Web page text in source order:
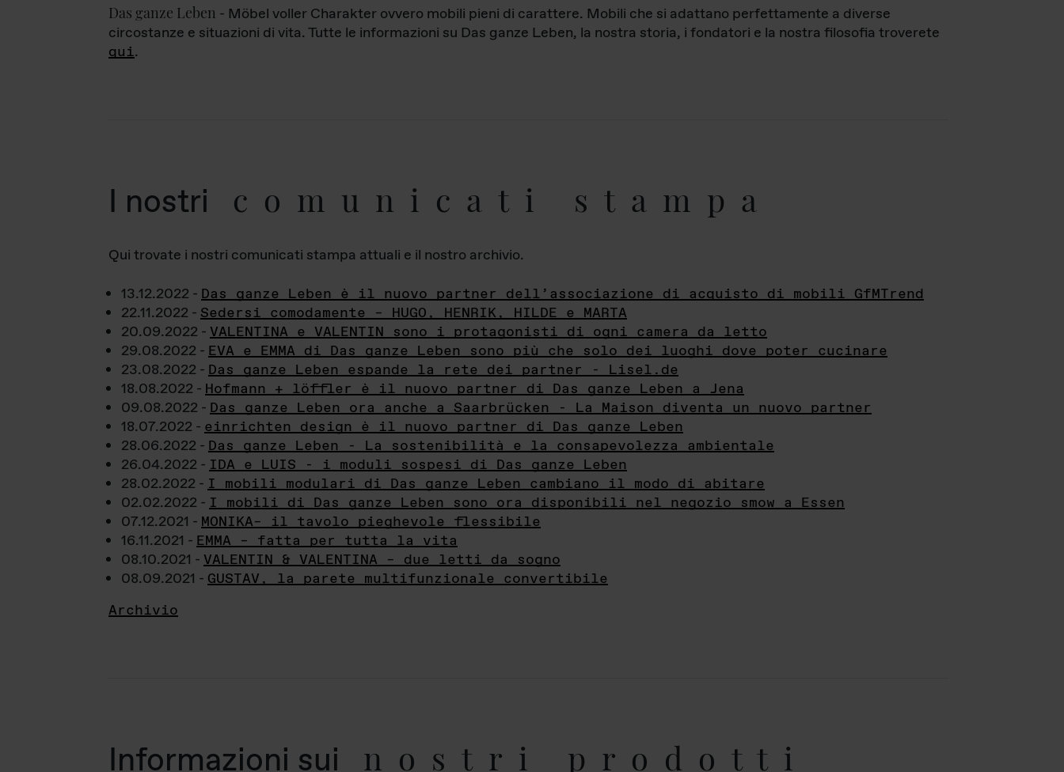
Das ganze Leben - Möbel voller Charakter ovvero mobili pieni di carattere. Mobili che si adattano perfettamente a diverse
circostanze e situazioni di vita. Tutte le informazioni su Das ganze Leben, la nostra storia, i fondatori e la nostra filosofia troverete
qui.
I nostri comunicati stampa
Qui trovate i nostri comunicati stampa attuali e il nostro archivio.
13.12.2022 - Das ganze Leben è il nuovo partner dell’associazione di acquisto di mobili GfMTrend
22.11.2022 - Sedersi comodamente – HUGO, HENRIK, HILDE e MARTA
20.09.2022 - VALENTINA e VALENTIN sono i protagonisti di ogni camera da letto
29.08.2022 - EVA e EMMA di Das ganze Leben sono più che solo dei luoghi dove poter cucinare
23.08.2022 - Das ganze Leben espande la rete dei partner - Lisel.de
18.08.2022 - Hofmann + löffler è il nuovo partner di Das ganze Leben a Jena
09.08.2022 - Das ganze Leben ora anche a Saarbrücken - La Maison diventa un nuovo partner
18.07.2022 - einrichten design è il nuovo partner di Das ganze Leben
28.06.2022 - Das ganze Leben - La sostenibilità e la consapevolezza ambientale
26.04.2022 - IDA e LUIS - i moduli sospesi di Das ganze Leben
28.02.2022 - I mobili modulari di Das ganze Leben cambiano il modo di abitare
02.02.2022 - I mobili di Das ganze Leben sono ora disponibili nel negozio smow a Essen
07.12.2021 - MONIKA– il tavolo pieghevole flessibile
16.11.2021 - EMMA – fatta per tutta la vita
08.10.2021 - VALENTIN & VALENTINA – due letti da sogno
08.09.2021 - GUSTAV, la parete multifunzionale convertibile
Archivio
Informazioni sui nostri prodotti